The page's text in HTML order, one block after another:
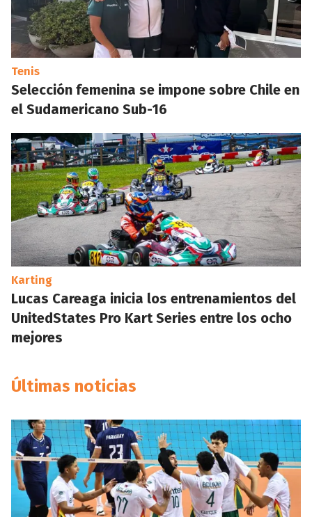
Tenis
Selección femenina se impone sobre Chile en
el Sudamericano Sub-16
Karting
Lucas Careaga inicia los entrenamientos del
UnitedStates Pro Kart Series entre los ocho
mejores
Últimas noticias